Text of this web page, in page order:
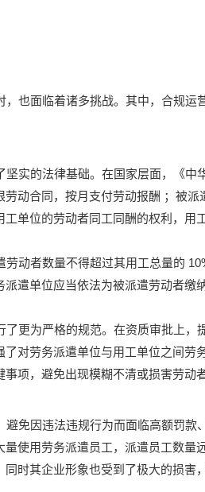
也面临着诸多挑战。其中，合规运
实的法律基础。在国家层面，《中
动合同，按月支付劳动报酬 ；被派
单位的劳动者同工同酬的权利，用
动者数量不得超过其用工总量的
遣单位应当依法为被派遣劳动者缴
更为严格的规范。在资质审批上，
对劳务派遣单位与用工单位之间劳
项，避免出现模糊不清或损害劳动
免因违法违规行为而面临高额罚款
使用劳务派遣员工，派遣员工数量
时其企业形象也受到了极大的损害